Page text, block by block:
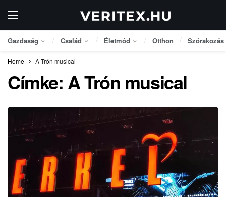
Gazdaság Család Életmód Otthon Szórakozás
Home A Trón musical
Címke: A Trón musical